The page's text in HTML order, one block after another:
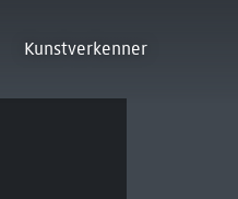
Kunstverkenner